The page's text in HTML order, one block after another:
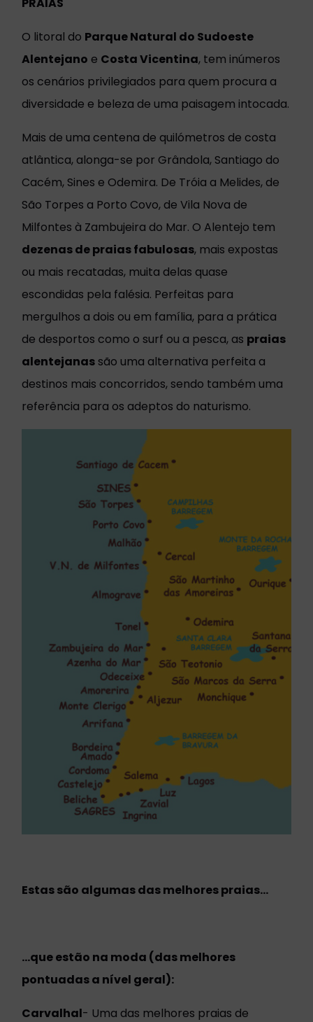
O litoral do Parque Natural do Sudoeste
Alentejano e Costa Vicentina, tem inúmeros
os cenários privilegiados para quem procura a
diversidade e beleza de uma paisagem intocada.
Mais de uma centena de quilómetros de costa
atlântica, alonga-se por Grândola, Santiago do
Cacém, Sines e Odemira. De Tróia a Melides, de
São Torpes a Porto Covo, de Vila Nova de
Milfontes à Zambujeira do Mar. O Alentejo tem
dezenas de praias fabulosas, mais expostas
ou mais recatadas, muita delas quase
escondidas pela falésia. Perfeitas para
mergulhos a dois ou em família, para a prática
de desportos como o surf ou a pesca, as praias
alentejanassão uma alternativa perfeita a
destinos mais concorridos, sendo também uma
referência para os adeptos do naturismo.
Estas são algumas das melhores praias…
…que estão na moda (das melhores
pontuadas a nível geral):
Carvalhal- Uma das melhores praias de